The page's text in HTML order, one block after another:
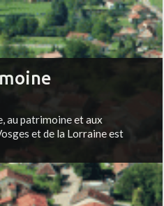
au patrimoine et aux
et de la Lorraine est